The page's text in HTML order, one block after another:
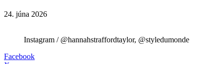
24. júna 2026
Instagram / @hannahstraffordtaylor, @styledumonde
Facebook